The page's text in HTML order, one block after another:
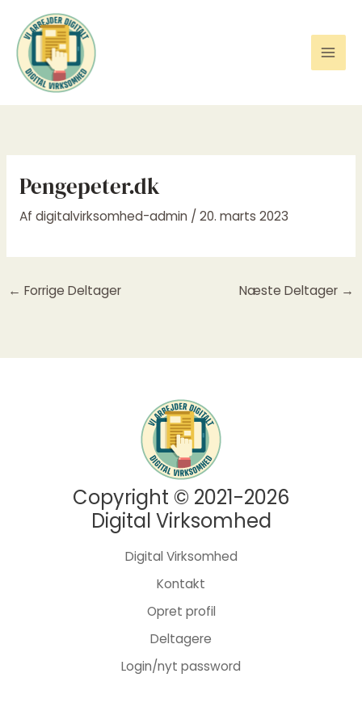
indholdet
Pengepeter.dk
Af digitalvirksomhed-admin / 20. marts 2023
← Forrige Deltager Næste Deltager →
Copyright © 2021-2026
Digital Virksomhed
Digital Virksomhed
Kontakt
Opret profil
Deltagere
Login/nyt password